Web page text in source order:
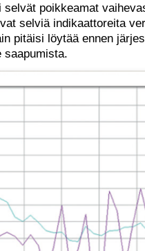
poikkeamat
selviä indikaattoreita
pitäisi löytää ennen
saapumista.